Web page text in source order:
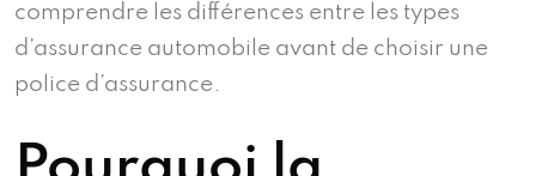
comprendre les différences entre les types
d’assurance automobile avant de choisir une
police d’assurance.